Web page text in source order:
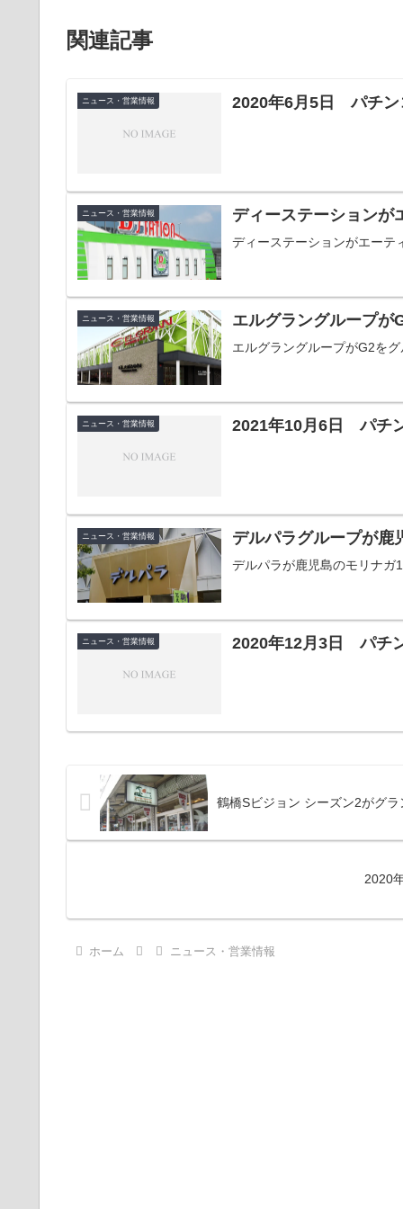
関連記事
ニュース・営業情報 2020年6月5日 パチン
ニュース・営業情報 ディーステーションが
ディーステーションがエーテ
ニュース・営業情報 エルグラングループが
エルグラングループがG2をグ
ニュース・営業情報 2021年10月6日 パチ
ニュース・営業情報 デルパラグループが鹿
デルパラが鹿児島のモリナガ
ニュース・営業情報 2020年12月3日 パチ
鶴橋Sビジョン シーズン2がグ
2020
ホーム ニュース・営業情報